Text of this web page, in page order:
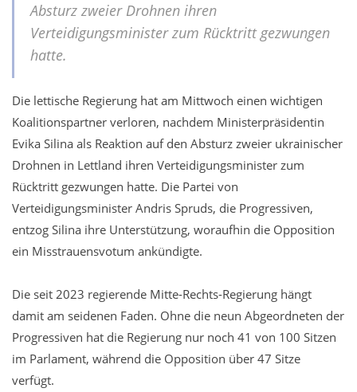
Absturz zweier Drohnen ihren
Verteidigungsminister zum Rücktritt gezwungen
hatte.
Die lettische Regierung hat am Mittwoch einen wichtigen
Koalitionspartner verloren, nachdem Ministerpräsidentin
Evika Silina als Reaktion auf den Absturz zweier ukrainischer
Drohnen in Lettland ihren Verteidigungsminister zum
Rücktritt gezwungen hatte. Die Partei von
Verteidigungsminister Andris Spruds, die Progressiven,
entzog Silina ihre Unterstützung, woraufhin die Opposition
ein Misstrauensvotum ankündigte.
Die seit 2023 regierende Mitte-Rechts-Regierung hängt
damit am seidenen Faden. Ohne die neun Abgeordneten der
Progressiven hat die Regierung nur noch 41 von 100 Sitzen
im Parlament, während die Opposition über 47 Sitze
verfügt.